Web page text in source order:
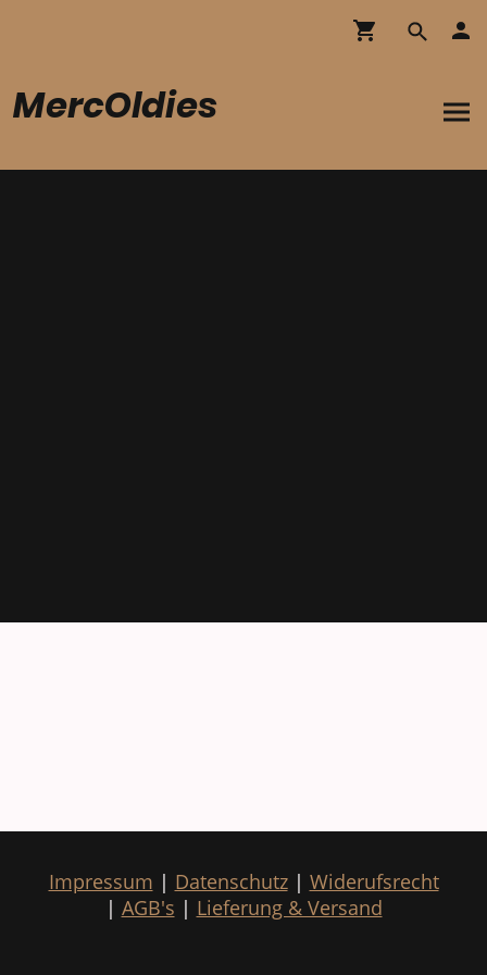
MercOldies
Impressum | Datenschutz| Widerufsrecht
| AGB's | Lieferung & Versand